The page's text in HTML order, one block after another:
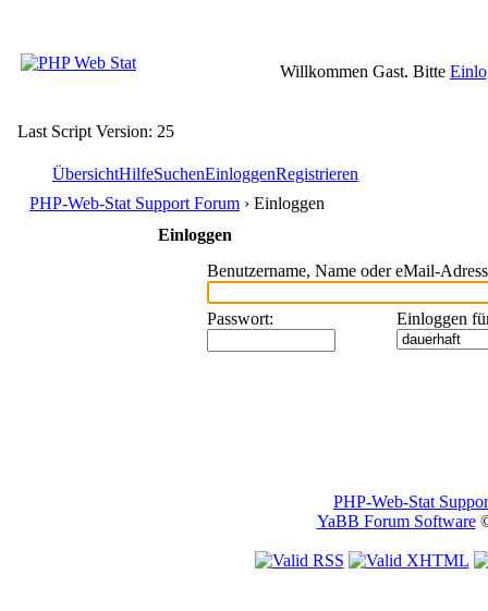
Willkommen Gast. Bitte
Last Script Version: 25
ÜbersichtHilfeSuchenEinloggenRegistrieren
PHP-Web-Stat Support Forum › Einloggen
Einloggen
Benutzername, Name oder eMail-
Passwort: Einloggen
PHP-Web-Stat
YaBB Forum Software©